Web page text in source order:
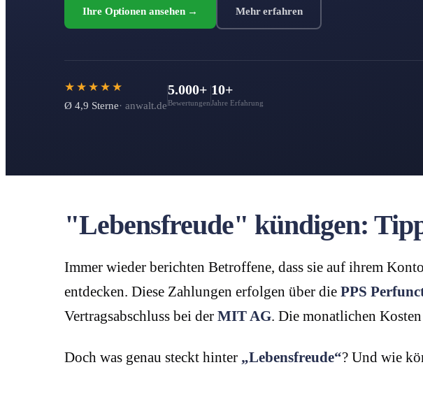
Ihre Optionen ansehen → Mehr erfahren
★★★★★
Ø 4,9 Sterne· anwalt.de
5.000+
Bewertungen
10+
Jahre Erfahrung
"Lebensfreude" kündigen:
Immer wieder berichten Betroffene, dass sie auf ihrem
entdecken. Diese Zahlungen erfolgen über die PPS
Vertragsabschluss bei der MIT AG. Die monatlichen
Doch was genau steckt hinter „Lebensfreude“? Und wie